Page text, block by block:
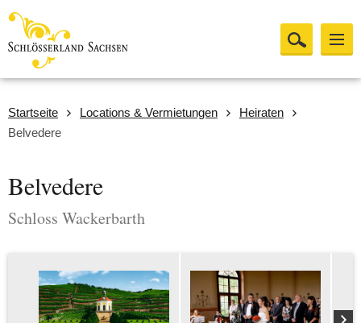
Startseite Locations & Vermietungen
Heiraten
Belvedere
Belvedere
Schloss Wackerbarth